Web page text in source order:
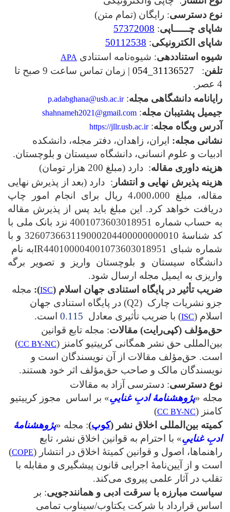
نوع دسترسی: رایگان (تمام متن)
شاپای چـــــاپی:
57372008
شاپای الکترونیکی:
50112538
شیوه استناددهی: شیوه‌نامه استنادی APA
تلفن:
31136527_054
| زمان تماس ساعت 9 صبح تا
4 عصر.
رایانامه دانشگاهی مجله:
p.adabghana@usb.ac.ir
جیمیل پشتیبان مجله:
shahnameh2021@gmail.com
آدرس وبگاه مجله:
https://jllr.usb.ac.ir
نشانی مجله: ایران، زاهدان، دفتر مجله، دانشکده
ادبیات و علوم انسانی، دانشگاه سیستان و بلوچستان.
هزینه داوری مقاله: دارد (مبلغ 200 هزار تومان)
هزینه پذیرش نهایی و انتشار : دارد (بعد از پذیرش نهایی
مقاله، مبلغ 4،000،000 ریال برای انجام امور چاپ
دریافت خواهد کرد. این مبلغ باید پس از پذیرش مقاله
به حساب شماره 4001073603018951 نزد بانک ملی با
کد شناسۀ 326073663119000204400000000010 و با
شماره شبای IR440100004001073603018951به نام
دانشگاه سیستان و بلوچستان واریز و تصویر برگه
واریزی به ایمیل مجله ارسال شود.
ضریب تأثیر در پایگاه استنادی جهان اسلام (ISC
): مجله
جزو نشریات چارک (Q2) در پایگاه استنادی جهان
اسلام (ISC) با ضریب تأثیری معادل 0.115 است.
حق‌مؤلف (کپی‌رایت) مقالات: مجله تابع قوانین
بین‌المللی حق نشر همگانی کرییتیو کامنز (CC BY-NC
)
است. حق‌مؤلف مقالات از آن نویسندگان است و
نویسندگان مالک و صاحب حق‌مؤلف اثر خود هستند.
نوع دسترسی: دسترسی آزاد به مقالات
مجله «پژوهشنامۀ ادبِ غناییِ» بر اساس مجوز کرییتیو
کامنز (CC BY-NC
)
کمیته بین‌المللی اخلاق نشر (کوپ): مجله «پژوهشنامۀ
ادبِ غناییِ» با احترام به قوانین اخلاق نشر، تابع
راهنماها، اصول و قوانین کمیتۀ اخلاق در انتشار (COPE
)
است و از آیین‌نامۀ اجرایی قانون پیشگیری و مقابله با
تقلب در آثار علمی پیروی می‌کند.
سیاست مبارزه با سرقت ادبی و همانندجویی: بر
اساس قرارداد با شرکت یکتاوب/سیناوب تمامی